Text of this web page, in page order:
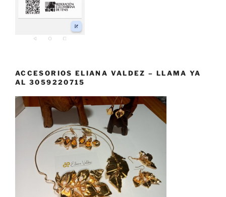
ACCESORIOS ELIANA VALDEZ – LLAMA YA
AL 3059220715